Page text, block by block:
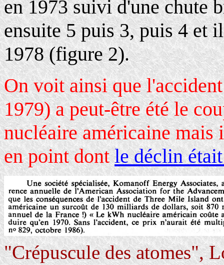
en 1973 suivi d'une chute
ensuite 5 puis 3, puis 4 et
1978 (figure 2).
On voit ainsi que
1979) a peut-être été le
nucléaire américaine
en point dontle déclin
"Crépuscule des atomes",